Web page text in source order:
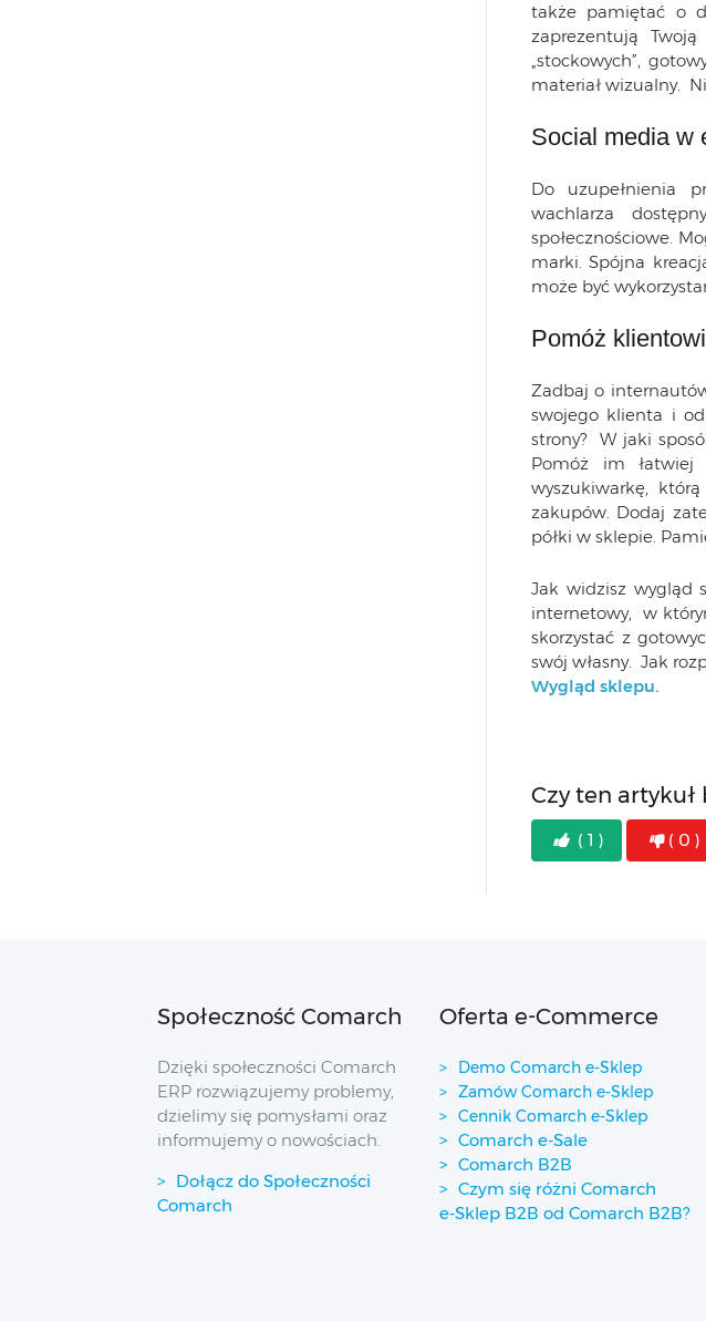
także pamiętać o
zaprezentują
„stockowych”,
materiał wizualny.
Social media w
Do uzupełnienia
wachlarza
społecznościowe.
marki. Spójna
może być
Pomóż
Zadbaj o
swojego klienta i
strony? W jaki
Pomóż im łatwiej
wyszukiwarkę,
zakupów. Dodaj
półki w sklepie.
Jak widzisz wygląd
internetowy, w
skorzystać z
swój własny. Jak
Wygląd sklepu.
Czy ten artykuł
( 1 ) ( 0 )
Społeczność Comarch
Dzięki społeczności Comarch
ERP rozwiązujemy problemy,
dzielimy się pomysłami oraz
informujemy o nowościach.
Dołącz do Społeczności
Comarch
Oferta e-Commerce
Demo Comarch e-Sklep
Zamów Comarch e-Sklep
Cennik Comarch e-Sklep
Comarch e-Sale
Comarch B2B
Czym się różni Comarch
e-Sklep B2B od Comarch B2B?